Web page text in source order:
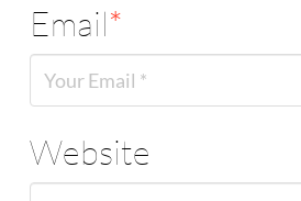
Email*
Website